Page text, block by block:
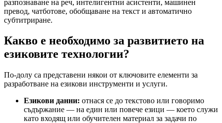
разпознаване на реч, интелигентни асистенти, машинен
превод, чатботове, обобщаване на текст и автоматично
субтитриране.
Какво е необходимо за развитието на
езиковите технологии?
По-долу са представени някои от ключовите елементи за
разработване на езикови инструменти и услуги.
Езикови данни: отнася се до текстово или говоримо
съдържание — на един или повече езици — което служи
като входящ или обучителен материал за задачи по